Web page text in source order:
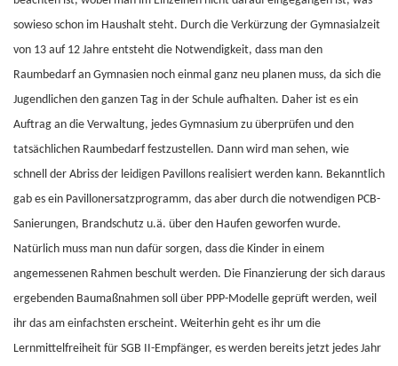
sowieso schon im Haushalt steht. Durch die Verkürzung der Gymnasialzeit
von 13 auf 12 Jahre entsteht die Notwendigkeit, dass man den
Raumbedarf an Gymnasien noch einmal ganz neu planen muss, da sich die
Jugendlichen den ganzen Tag in der Schule aufhalten. Daher ist es ein
Auftrag an die Verwaltung, jedes Gymnasium zu überprüfen und den
tatsächlichen Raumbedarf festzustellen. Dann wird man sehen, wie
schnell der Abriss der leidigen Pavillons realisiert werden kann. Bekanntlich
gab es ein Pavillonersatzprogramm, das aber durch die notwendigen PCB-
Sanierungen, Brandschutz u.ä. über den Haufen geworfen wurde.
Natürlich muss man nun dafür sorgen, dass die Kinder in einem
angemessenen Rahmen beschult werden. Die Finanzierung der sich daraus
ergebenden Baumaßnahmen soll über PPP-Modelle geprüft werden, weil
ihr das am einfachsten erscheint. Weiterhin geht es ihr um die
Lernmittelfreiheit für SGB II-Empfänger, es werden bereits jetzt jedes Jahr